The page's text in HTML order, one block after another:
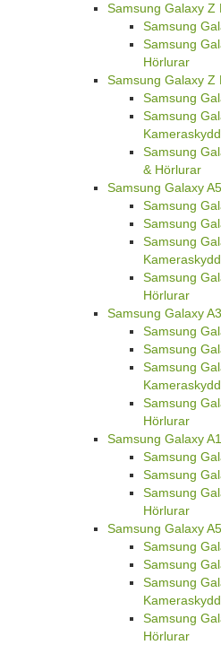
Samsung Galaxy Z
Samsung
Samsung
Hörlurar
Samsung Galaxy Z
Samsung
Samsung
Kameraskydd
Samsung
& Hörlurar
Samsung Galaxy
Samsung
Samsung
Samsung
Kameraskydd
Samsung
Hörlurar
Samsung Galaxy
Samsung
Samsung
Samsung
Kameraskydd
Samsung
Hörlurar
Samsung Galaxy
Samsung
Samsung
Samsung
Hörlurar
Samsung Galaxy
Samsung
Samsung
Samsung
Kameraskydd
Samsung
Hörlurar